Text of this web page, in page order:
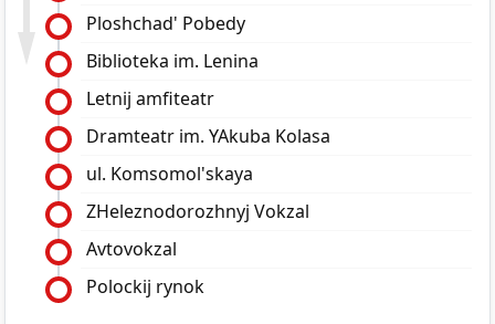
Ploshchad' Pobedy
Biblioteka im. Lenina
Letnij amfiteatr
Dramteatr im. YAkuba Kolasa
ul. Komsomol'skaya
ZHeleznodorozhnyj Vokzal
Avtovokzal
Polockij rynok